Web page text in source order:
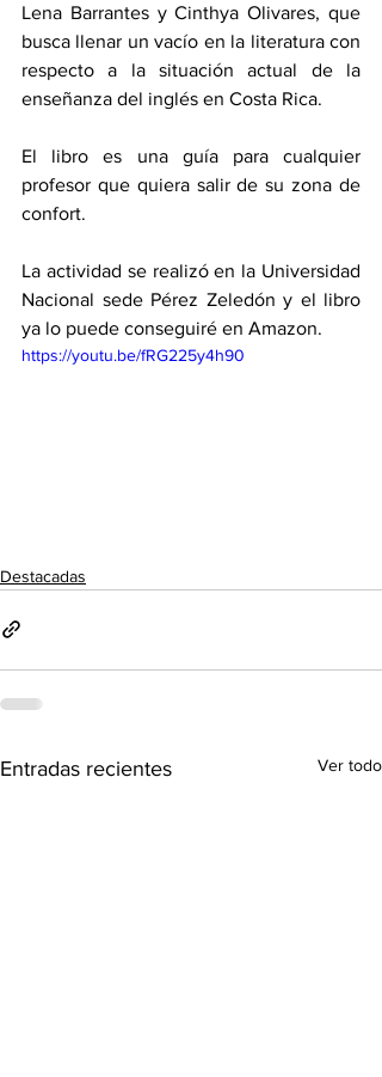
Lena Barrantes y Cinthya Olivares, que
busca llenar un vacío en la literatura con
respecto a la situación actual de la
enseñanza del inglés en Costa Rica.
El libro es una guía para cualquier
profesor que quiera salir de su zona de
confort.
La actividad se realizó en la Universidad
Nacional sede Pérez Zeledón y el libro
ya lo puede conseguiré en Amazon.
https://youtu.be/fRG225y4h90
Destacadas
Entradas recientes Ver todo